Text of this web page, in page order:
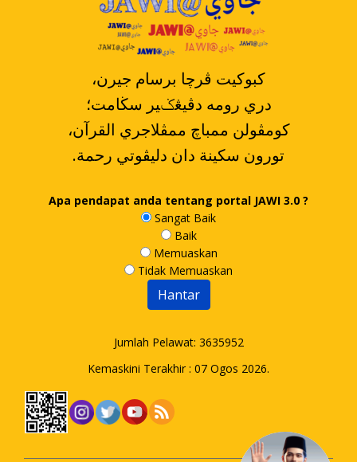
،کبوکيت ڤرچا برسام جيرن
دري رومه دڤيڠݢير سڬامت؛
،کومڤولن ممباچ ممڤلاجري القرآن
.تورون سکينة دان دليڤوتي رحمة
Apa pendapat anda tentang portal JAWI 3.0 ?
Sangat Baik
Baik
Memuaskan
Tidak Memuaskan
Jumlah Pelawat: 3635952
Kemaskini Terakhir : 07 Ogos 2026.